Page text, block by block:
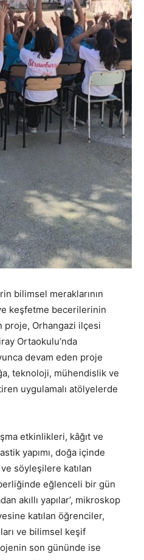
bilimsel meraklarının
keşfetme becerilerinin
proje, Orhangazi ilçesi
Ortaokulu’nda
devam eden proje
teknoloji, mühendislik ve
uygulamalı atölyelerde
etkinlikleri, kâğıt ve
yapımı, doğa içinde
söyleşilere katılan
eğlenceli bir gün
akıllı yapılar’, mikroskop
katılan öğrenciler,
ve bilimsel keşif
son gününde ise